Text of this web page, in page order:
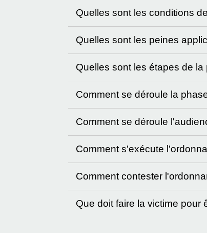
Quelles sont les conditions
Quelles sont les peines
Quelles sont les étapes de
Comment se déroule la
Comment se déroule
Comment s'exécute
Comment contester
Que doit faire la victime pour